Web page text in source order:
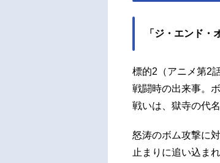
「ジ・エンド
標的2（アニメ第2
戦闘時の出来事。
戦いは、獄寺の代
怒涛のボム攻撃に
止まりに追い込ま